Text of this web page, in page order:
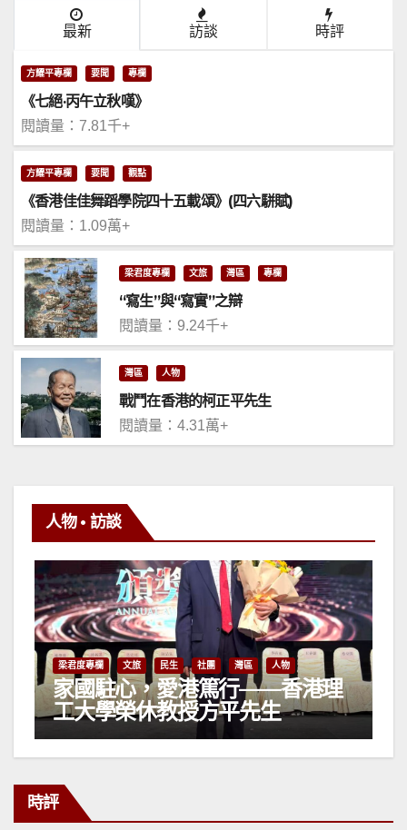
最新 訪談 時評
方耀平專欄 要聞 專欄
《七絕·丙午立秋嘆》
閱讀量：7.81千+
方耀平專欄 要聞 觀點
《香港佳佳舞蹈學院四十五載頌》(四六駢賦)
閱讀量：1.09萬+
梁君度專欄 文旅 灣區 專欄
“寫生”與“寫實”之辯
閱讀量：9.24千+
灣區 人物
戰鬥在香港的柯正平先生
閱讀量：4.31萬+
人物 • 訪談
梁君度專欄 文旅 民生 社團 灣區 人物
家國駐心，愛港篤行——香港理
工大學榮休教授方平先生
時評